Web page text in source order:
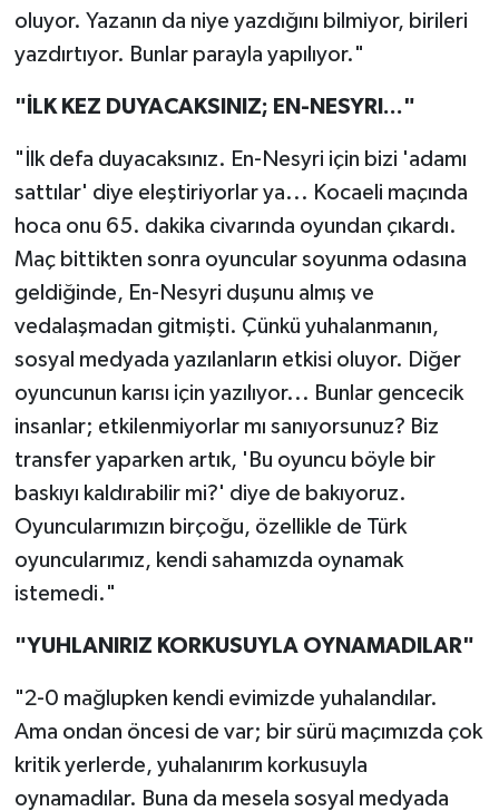
oluyor. Yazanın da niye yazdığını bilmiyor, birileri
yazdırtıyor. Bunlar parayla yapılıyor."
"İLK KEZ DUYACAKSINIZ; EN-NESYRI..."
"İlk defa duyacaksınız. En-Nesyri için bizi 'adamı
sattılar' diye eleştiriyorlar ya... Kocaeli maçında
hoca onu 65. dakika civarında oyundan çıkardı.
Maç bittikten sonra oyuncular soyunma odasına
geldiğinde, En-Nesyri duşunu almış ve
vedalaşmadan gitmişti. Çünkü yuhalanmanın,
sosyal medyada yazılanların etkisi oluyor. Diğer
oyuncunun karısı için yazılıyor... Bunlar gencecik
insanlar; etkilenmiyorlar mı sanıyorsunuz? Biz
transfer yaparken artık, 'Bu oyuncu böyle bir
baskıyı kaldırabilir mi?' diye de bakıyoruz.
Oyuncularımızın birçoğu, özellikle de Türk
oyuncularımız, kendi sahamızda oynamak
istemedi."
"YUHLANIRIZ KORKUSUYLA OYNAMADILAR"
"2-0 mağlupken kendi evimizde yuhalandılar.
Ama ondan öncesi de var; bir sürü maçımızda çok
kritik yerlerde, yuhalanırım korkusuyla
oynamadılar. Buna da mesela sosyal medyada